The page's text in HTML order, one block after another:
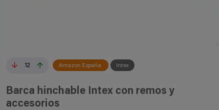
12 Amazon España Intex
Barca hinchable Intex con remos y
accesorios